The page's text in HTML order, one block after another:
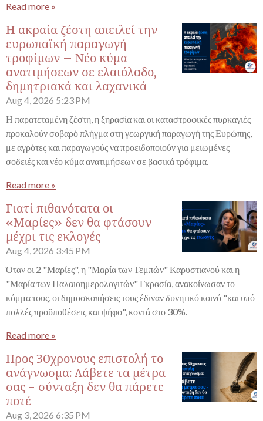
Read more »
Η ακραία ζέστη απειλεί την
ευρωπαϊκή παραγωγή
τροφίμων – Νέο κύμα
ανατιμήσεων σε ελαιόλαδο,
δημητριακά και λαχανικά
Aug 4, 2026 5:23 PM
Η παρατεταμένη ζέστη, η ξηρασία και οι καταστροφικές πυρκαγιές
προκαλούν σοβαρό πλήγμα στη γεωργική παραγωγή της Ευρώπης,
με αγρότες και παραγωγούς να προειδοποιούν για μειωμένες
σοδειές και νέο κύμα ανατιμήσεων σε βασικά τρόφιμα.
Read more »
Γιατί πιθανότατα οι
«Μαρίες» δεν θα φτάσουν
μέχρι τις εκλογές
Aug 4, 2026 3:45 PM
Όταν οι 2 "Μαρίες", η "Μαρία των Τεμπών" Καρυστιανού και η
"Μαρία των Παλαιοημερολογιτών" Γκρασία, ανακοίνωσαν το
κόμμα τους, οι δημοσκοπήσεις τους έδιναν δυνητικό κοινό "και υπό
πολλές προϋποθέσεις και ψήφο", κοντά στο 30%.
Read more »
Προς 30χρονους επιστολή το
ανάγνωσμα: Λάβετε τα μέτρα
σας - σύνταξη δεν θα πάρετε
ποτέ
Aug 3, 2026 6:35 PM